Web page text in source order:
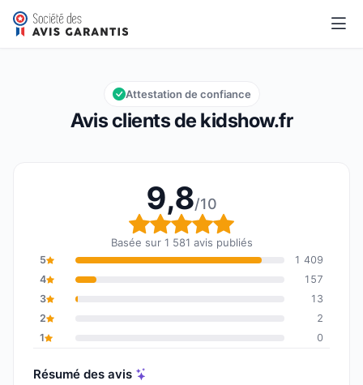
kidshow.fr
Note globale : 9,8 sur 10
9,8/10
Avis clients de kidshow.fr
Attestation de confiance
9,8/10
Note globale : 9,8 sur
Basée sur 1 581 avis publiés
5
1 409
4
157
3
13
2
2
1
0
Résumé des avis